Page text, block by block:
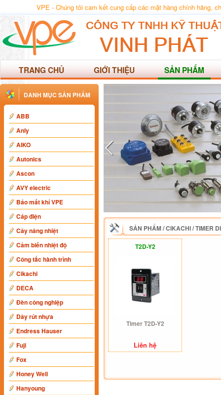
VPE - Chúng tôi cam kết cung cấp các mặt hàng chính hãng,
TRANG CHỦ GIỚI THIỆU SẢN PHẨM
DANH MỤC SẢN PHẨM
ABB
Anly
AIKO
Autonics
Ascon
AVY electric
Báo mất khí VPE
Cáp điện
Cây nâng nhiệt
Cảm biến nhiệt độ
Công tắc hành trình
Cikachi
DECA
Đèn công nghiệp
Dây rút nhựa
Endress Hauser
Fuji
Fox
Honey Well
Hanyoung
SẢN PHẨM/CIKACHI/TIMER
T2D-Y2
Timer T2D-Y2
Liên hệ